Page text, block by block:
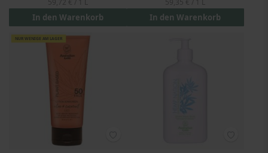
In den Warenkorb In den Warenkorb
NUR WENIGE AM LAGER